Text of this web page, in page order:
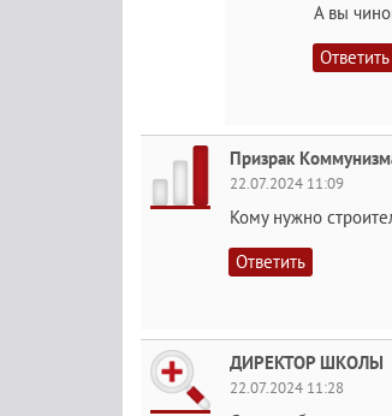
А вы
Ответить
Призрак
22.07.2024 11:09
Кому нужно
Ответить
ДИРЕКТОР ШКОЛЫ
22.07.2024 11:28